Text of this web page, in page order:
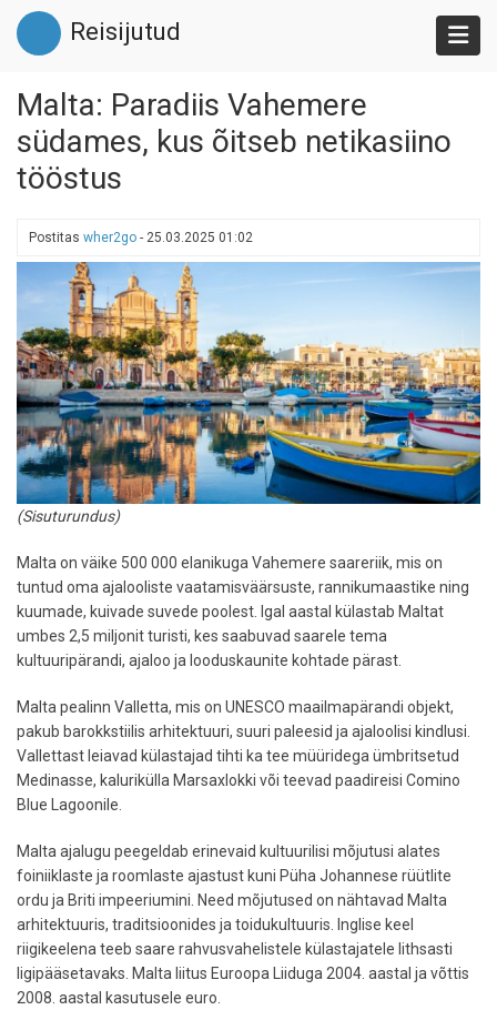
Liigu
edasi
põhisisu
Reisijutud
Malta: Paradiis Vahemere
südames, kus õitseb netikasiino
tööstus
Postitas wher2go - 25.03.2025 01:02
(Sisuturundus)
Malta on väike 500 000 elanikuga Vahemere saareriik, mis on
tuntud oma ajalooliste vaatamisväärsuste, rannikumaastike ning
kuumade, kuivade suvede poolest. Igal aastal külastab Maltat
umbes 2,5 miljonit turisti, kes saabuvad saarele tema
kultuuripärandi, ajaloo ja looduskaunite kohtade pärast.
Malta pealinn Valletta, mis on UNESCO maailmapärandi objekt,
pakub barokkstiilis arhitektuuri, suuri paleesid ja ajaloolisi kindlusi.
Vallettast leiavad külastajad tihti ka tee müüridega ümbritsetud
Medinasse, kalurikülla Marsaxlokki või teevad paadireisi Comino
Blue Lagoonile.
Malta ajalugu peegeldab erinevaid kultuurilisi mõjutusi alates
foiniiklaste ja roomlaste ajastust kuni Püha Johannese rüütlite
ordu ja Briti impeeriumini. Need mõjutused on nähtavad Malta
arhitektuuris, traditsioonides ja toidukultuuris. Inglise keel
riigikeelena teeb saare rahvusvahelistele külastajatele lithsasti
ligipääsetavaks. Malta liitus Euroopa Liiduga 2004. aastal ja võttis
2008. aastal kasutusele euro.